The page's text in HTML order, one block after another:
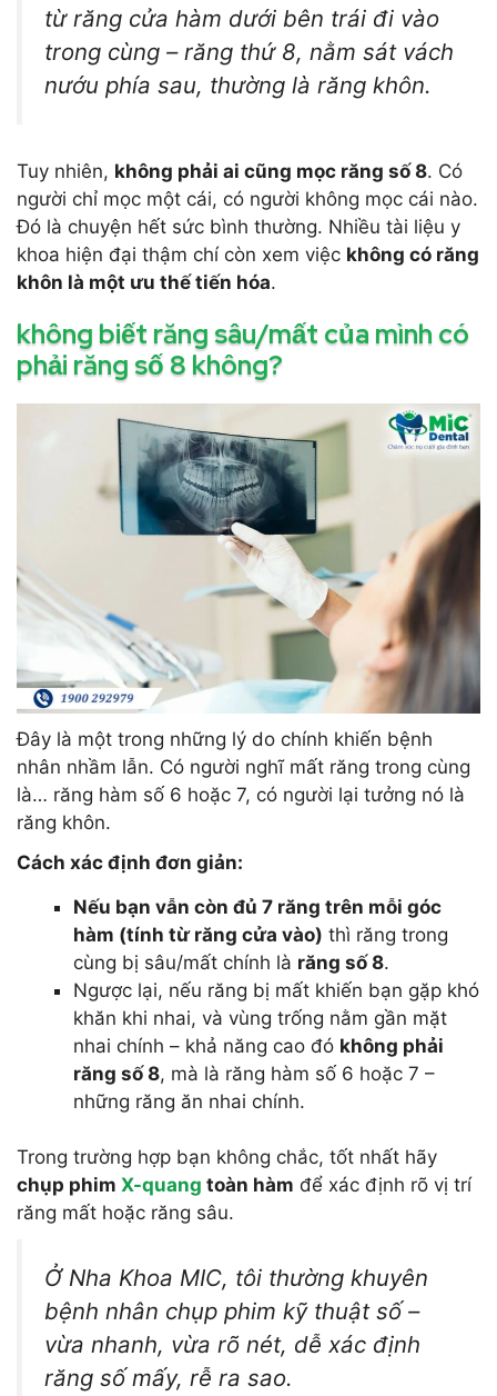
từ răng cửa hàm dưới bên trái đi vào
trong cùng – răng thứ 8, nằm sát vách
nướu phía sau, thường là răng khôn.
Tuy nhiên, không phải ai cũng mọc răng số 8. Có
người chỉ mọc một cái, có người không mọc cái nào.
Đó là chuyện hết sức bình thường. Nhiều tài liệu y
khoa hiện đại thậm chí còn xem việc không có răng
khôn là một ưu thế tiến hóa.
không biết răng sâu/mất của mình có
phải răng số 8 không?
Đây là một trong những lý do chính khiến bệnh
nhân nhầm lẫn. Có người nghĩ mất răng trong cùng
là… răng hàm số 6 hoặc 7, có người lại tưởng nó là
răng khôn.
Cách xác định đơn giản:
Nếu bạn vẫn còn đủ 7 răng trên mỗi góc
hàm (tính từ răng cửa vào) thì răng trong
cùng bị sâu/mất chính là răng số 8.
Ngược lại, nếu răng bị mất khiến bạn gặp khó
khăn khi nhai, và vùng trống nằm gần mặt
nhai chính – khả năng cao đó không phải
răng số 8, mà là răng hàm số 6 hoặc 7 –
những răng ăn nhai chính.
Trong trường hợp bạn không chắc, tốt nhất hãy
chụp phim X-quang toàn hàm để xác định rõ vị trí
răng mất hoặc răng sâu.
Ở Nha Khoa MIC, tôi thường khuyên
bệnh nhân chụp phim kỹ thuật số –
vừa nhanh, vừa rõ nét, dễ xác định
răng số mấy, rễ ra sao.